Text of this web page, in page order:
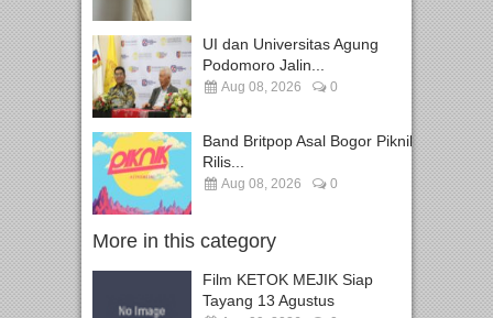
UI dan Universitas Agung
Podomoro Jalin...
Aug 08, 2026 0
Band Britpop Asal Bogor Piknik
Rilis...
Aug 08, 2026 0
More in this category
Film KETOK MEJIK Siap
Tayang 13 Agustus